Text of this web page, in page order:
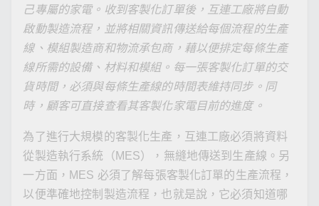
己專屬的家電。收到客製化訂單後，互連工廠將自動
啟動製造流程，並將相關資訊傳送給每個流程的生產
線、模組製造商和物流承包商，藉以便排定每條生產
線所需的設備、材料和模組。每一張客製化訂單的交
貨時間，必須與每條生產線的時間表維持同步。同
時，顧客可直接查看其客製化家電目前的進度。
為了進行大規模的客製化生產，互連工廠必須將資料
從製造執行系統（MES），無縫地傳送到生產線。另
一方面，MES 必須了解每張客製化訂單的生產流程，
以便準確地控制製造流程，也就是說，它必須知道哪